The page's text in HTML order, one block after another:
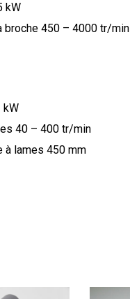
kW
broche 450 – 4000 tr/min
kW
40 – 400 tr/min
à lames 450 mm